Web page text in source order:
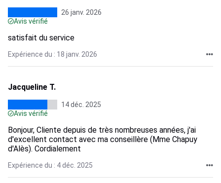
26 janv. 2026
Avis vérifié
satisfait du service
Expérience du : 18 janv. 2026
Jacqueline T.
14 déc. 2025
Avis vérifié
Bonjour, Cliente depuis de très nombreuses années, j'ai
d'excellent contact avec ma conseillère (Mme Chapuy
d'Alès). Cordialement
Expérience du : 4 déc. 2025